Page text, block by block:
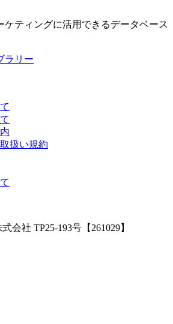
ケティングに活用できるデータベース
扱い規約
会社 TP25-193号【261029】